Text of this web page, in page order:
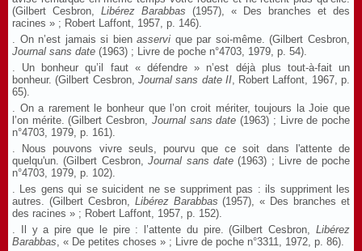
(Gilbert Cesbron, Libérez Barabbas (1957), « Des branches et des
racines » ; Robert Laffont, 1957, p. 146).
. On n’est jamais si bienasservi que par soi-même. (Gilbert Cesbron,
Journal sans date (1963) ; Livre de poche n°4703, 1979, p. 54).
. Un bonheur qu’il faut « défendre » n’est déjà plus tout-à-fait un
bonheur. (Gilbert Cesbron, Journal sans date II, Robert Laffont, 1967, p.
65).
. On a rarement le bonheur que l’on croit mériter, toujours la Joie que
l’on mérite. (Gilbert Cesbron, Journal sans date (1963) ; Livre de poche
n°4703, 1979, p. 161).
. Nous pouvons vivre seuls, pourvu que ce soit dans l'attente de
quelqu'un. (Gilbert Cesbron,Journal sans date (1963) ; Livre de poche
n°4703, 1979, p. 102).
. Les gens qui se suicident ne se suppriment pas : ils suppriment les
autres. (Gilbert Cesbron, Libérez Barabbas (1957), « Des branches et
des racines » ; Robert Laffont, 1957, p. 152).
. Il y a pire que le pire : l’attente du pire. (Gilbert Cesbron, Libérez
Barabbas, « De petites choses » ; Livre de poche n°3311, 1972, p. 86).